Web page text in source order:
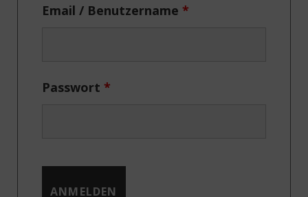
k
e
a
Email / Benutzername *
Passwort *